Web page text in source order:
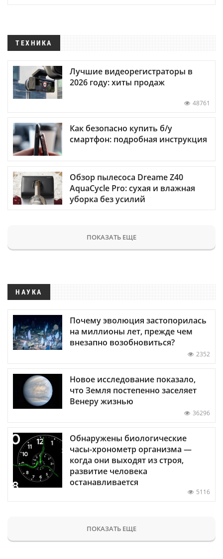
ТЕХНИКА
Лучшие видеорегистраторы в
2026 году: хиты продаж
48761
Как безопасно купить б/у
смартфон: подробная инструкция
Обзор пылесоса Dreame Z40
AquaCycle Pro: сухая и влажная
уборка без усилий
ПОКАЗАТЬ ЕЩЕ
НАУКА
Почему эволюция застопорилась
на миллионы лет, прежде чем
внезапно возобновиться?
2352
Новое исследование показало,
что Земля постепенно заселяет
Венеру жизнью
36296
Обнаружены биологические
часы-хронометр организма —
когда они выходят из строя,
развитие человека
останавливается
5116
ПОКАЗАТЬ ЕЩЕ